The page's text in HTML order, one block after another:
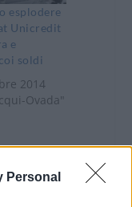
Personal
esplodere
Unicredit
e
soldi
2014
Ovada"